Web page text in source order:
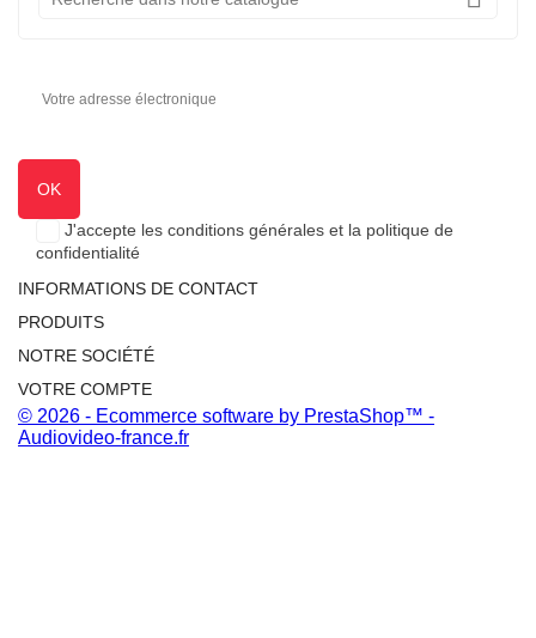
J'accepte les conditions générales et la politique de
confidentialité
INFORMATIONS DE CONTACT
PRODUITS
NOTRE SOCIÉTÉ
VOTRE COMPTE
© 2026 - Ecommerce software by PrestaShop™ -
Audiovideo-france.fr